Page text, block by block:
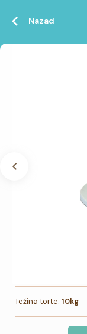
Nazad
Težina torte: 10kg